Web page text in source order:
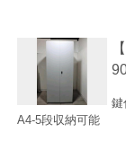
A4-5段収納可能